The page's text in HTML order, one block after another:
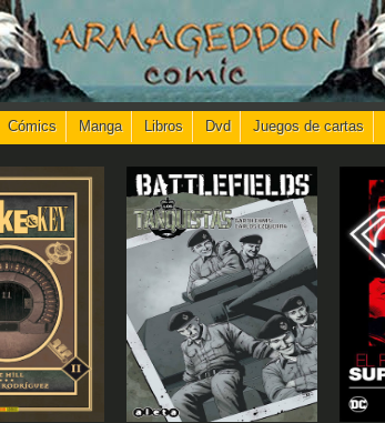
Cómics Manga Libros Dvd Juegos de cartas